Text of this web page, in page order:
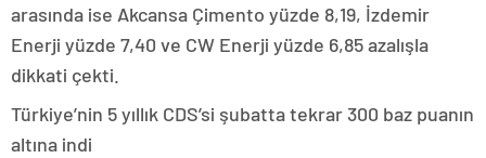
arasında ise Akcansa Çimento yüzde 8,19, İzdemir
Enerji yüzde 7,40 ve CW Enerji yüzde 6,85 azalışla
dikkati çekti.
Türkiye’nin 5 yıllık CDS’si şubatta tekrar 300 baz puanın
altına indi